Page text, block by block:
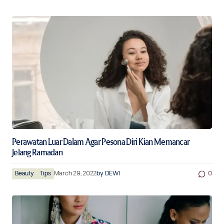
Perawatan Luar Dalam Agar Pesona Diri Kian Memancar
Jelang Ramadan
Beauty Tips March 29, 2022by DEWI 0